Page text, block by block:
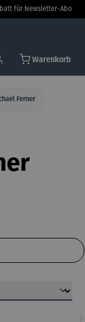
für Newsletter-Abo
Warenkorb
Ferner